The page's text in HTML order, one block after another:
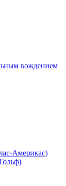
вождением
Америкас)